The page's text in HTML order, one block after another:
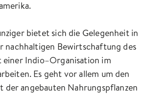
bietet sich die Gelegenheit in
nachhaltigen Bewirtschaftung des
einer Indio–Organisation im
Es geht vor allem um den
der angebauten Nahrungspflanzen